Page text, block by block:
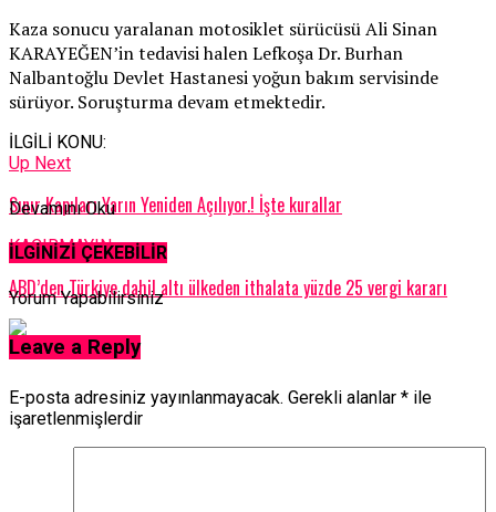
Kaza sonucu yaralanan motosiklet sürücüsü Ali Sinan
KARAYEĞEN’in tedavisi halen Lefkoşa Dr. Burhan
Nalbantoğlu Devlet Hastanesi yoğun bakım servisinde
sürüyor. Soruşturma devam etmektedir.
İLGİLİ KONU:
Up Next
Sınır Kapıları Yarın Yeniden Açılıyor.! İşte kurallar
KAÇIRMAYIN
ABD’den Türkiye dahil altı ülkeden ithalata yüzde 25 vergi kararı
Devamını Oku
İLGİNİZİ ÇEKEBİLİR
Yorum Yapabilirsiniz
Leave a Reply
E-posta adresiniz yayınlanmayacak. Gerekli alanlar * ile
işaretlenmişlerdir